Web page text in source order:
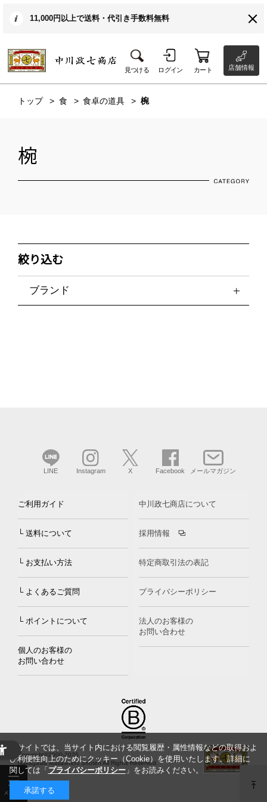
11,000円以上で送料・代引き手数料無料
見つける ログイン カート 店舗情報
トップ 食 食卓の道具 椀
椀
絞り込む
ブランド
LINE Instagram X Facebook メールマガジン
ご利用ガイド
└ 送料について
└ お支払い方法
└ よくあるご質問
└ ポイントについて
個人のお客様の
お問い合わせ
中川政七商店について
採用情報
特定商取引法の表記
プライバシーポリシー
法人のお客様の
お問い合わせ
Copyright©2000-2026
Nakagawa Masashichi Shoten All Rights Reserved.
当サイトでは、当サイト内における閲覧履歴・属性情報などの取得およ
び利便性向上のためにクッキー（Cookie）を使用いたします。詳細に
関しては「 プライバシーポリシー」をお読みください。
承諾する